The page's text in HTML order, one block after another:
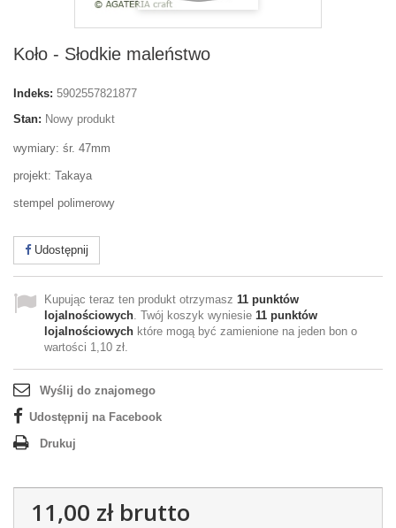
Koło - Słodkie maleństwo
Indeks: 5902557821877
Stan: Nowy produkt
wymiary: śr. 47mm
projekt: Takaya
stempel polimerowy
Udostępnij
Kupując teraz ten produkt otrzymasz 11 punktów
lojalnościowych. Twój koszyk wyniesie 11 punktów
lojalnościowych które mogą być zamienione na jeden bon o
wartości 1,10 zł.
Wyślij do znajomego
Udostępnij na Facebook
Drukuj
11,00 złbrutto